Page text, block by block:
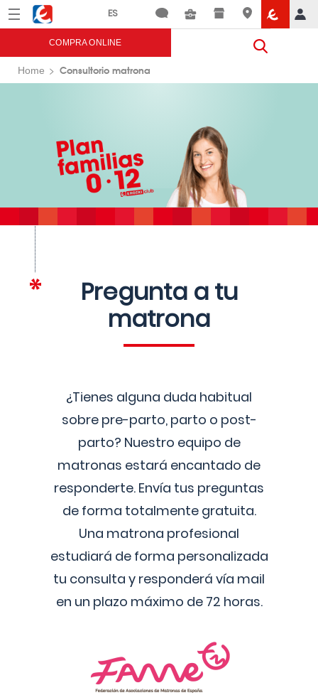
Menú Eroski
COMPRA ONLINE
Home Consultorio matrona
Pregunta a tu
matrona
¿Tienes alguna duda habitual
sobre pre-parto, parto o post-
parto? Nuestro equipo de
matronas estará encantado de
responderte. Envía tus preguntas
de forma totalmente gratuita.
Una matrona profesional
estudiará de forma personalizada
tu consulta y responderá vía mail
en un plazo máximo de 72 horas.